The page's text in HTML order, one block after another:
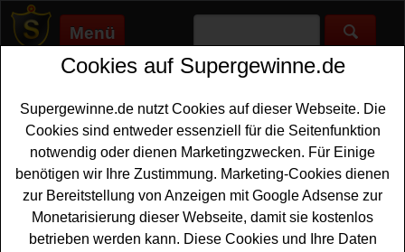
Menü
Supergewinne.de>Gewinnspiele>Technik Gewinnspiele>
Anzeige:
Anzeige:
Ibis Backwaren Gewinnspiel -
Espressomaschine gewinnen
Cookies auf Supergewinne.de
Supergewinne.de nutzt Cookies auf dieser Webseite. Die
Cookies sind entweder essenziell für die Seitenfunktion
notwendig oder dienen Marketingzwecken. Für Einige
benötigen wir Ihre Zustimmung. Marketing-Cookies dienen
zur Bereitstellung von Anzeigen mit Google Adsense zur
Monetarisierung dieser Webseite, damit sie kostenlos
betrieben werden kann. Diese Cookies und Ihre Daten